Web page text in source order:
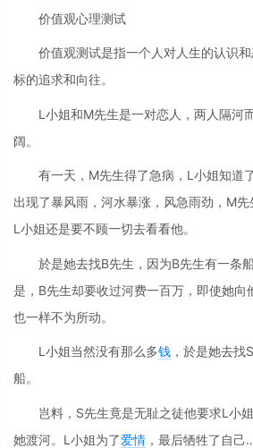
价值观心理测试
价值观测试是指一个人对人生的认识
标的追求和向往。
L小姐和M先生是一对恋人，两人隔河
阔。
有一天，M先生得了急病，L小姐知道
出现了暴风雨，河水暴涨，风急雨劲，M
L小姐还是要不顾一切去看看他。
於是她去找B先生，因为B先生有一条
是，B先生却要收过河费一百万，即使她向
也一样不为所动。
L小姐当然没有那么多钱 ，於是她去找
船。
岂料，S先生竟是无耻之徒他要求L小
她渡河。L小姐为了爱情 ，最后牺牲了自